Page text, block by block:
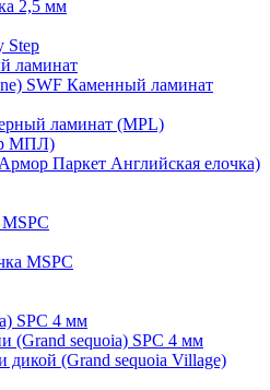
2,5 мм
Step
ламинат
SWF Каменный ламинат
ламинат (MPL)
МПЛ)
Паркет Английская елочка)
MSPC
SPC 4 мм
(Grand sequoia) SPC 4 мм
дикой (Grand sequoia Village)